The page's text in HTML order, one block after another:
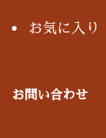
お気に入り
お問い合わせ